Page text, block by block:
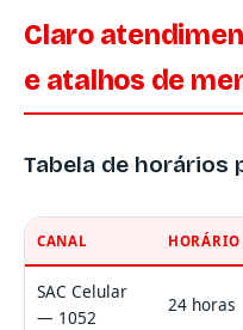
Claro
e atalhos de
Tabela de horários
CANAL HORÁRIO
SAC Celular
— 1052
24 horas